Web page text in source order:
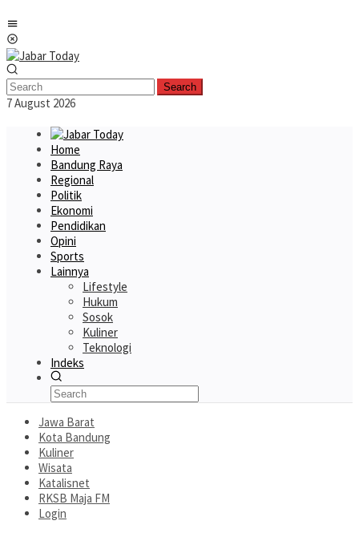
to
content
Search
7 August 2026
Home
Bandung Raya
Regional
Politik
Ekonomi
Pendidikan
Opini
Sports
Lainnya
Lifestyle
Hukum
Sosok
Kuliner
Teknologi
Indeks
Jawa Barat
Kota Bandung
Kuliner
Wisata
Katalisnet
RKSB Maja FM
Login